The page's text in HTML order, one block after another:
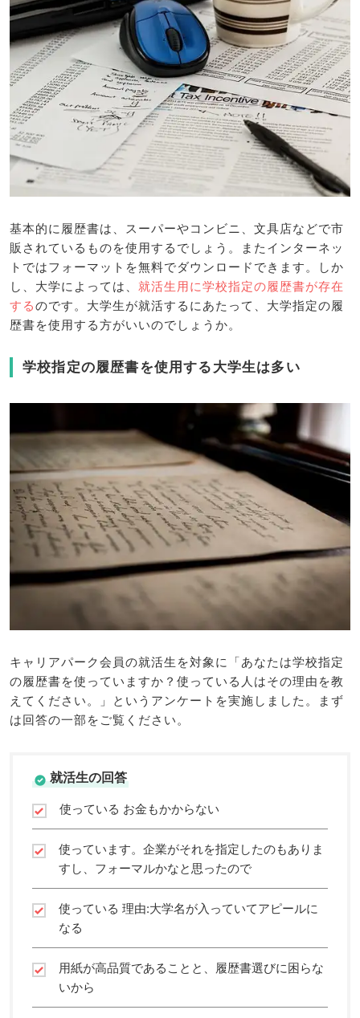
基本的に履歴書は、スーパーやコンビニ、文具店などで市
販されているものを使用するでしょう。またインターネッ
トではフォーマットを無料でダウンロードできます。しか
し、大学によっては、 就活生用に学校指定の履歴書が存在
するのです。大学生が就活するにあたって、大学指定の履
歴書を使用する方がいいのでしょうか。
学校指定の履歴書を使用する大学生は多い
キャリアパーク会員の就活生を対象に「あなたは学校指定
の履歴書を使っていますか？使っている人はその理由を教
えてください。」というアンケートを実施しました。まず
は回答の一部をご覧ください。
就活生の回答
使っている お金もかからない
使っています。企業がそれを指定したのもありま
すし、フォーマルかなと思ったので
使っている 理由:大学名が入っていてアピールに
なる
用紙が高品質であることと、履歴書選びに困らな
いから